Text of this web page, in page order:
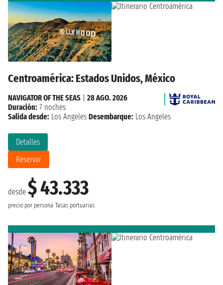
Centroamérica: Estados Unidos, México
desde $ 43.333
precio por persona Tasas portuarias
Detalles
Reservar
NAVIGATOR OF THE SEAS
28 AGO. 2026
Duración: 7 noches
Salida desde: Los Angeles Desembarque: Los Angeles